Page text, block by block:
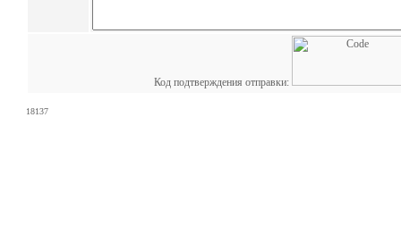
Код подтверждения отправки:
18137